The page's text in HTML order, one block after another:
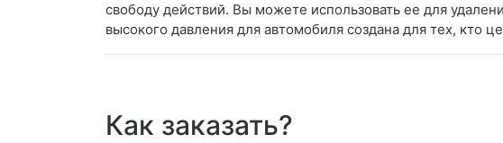
свободу действий. Вы можете использовать ее для
высокого давления для автомобиля создана для тех, кто
Как заказать?